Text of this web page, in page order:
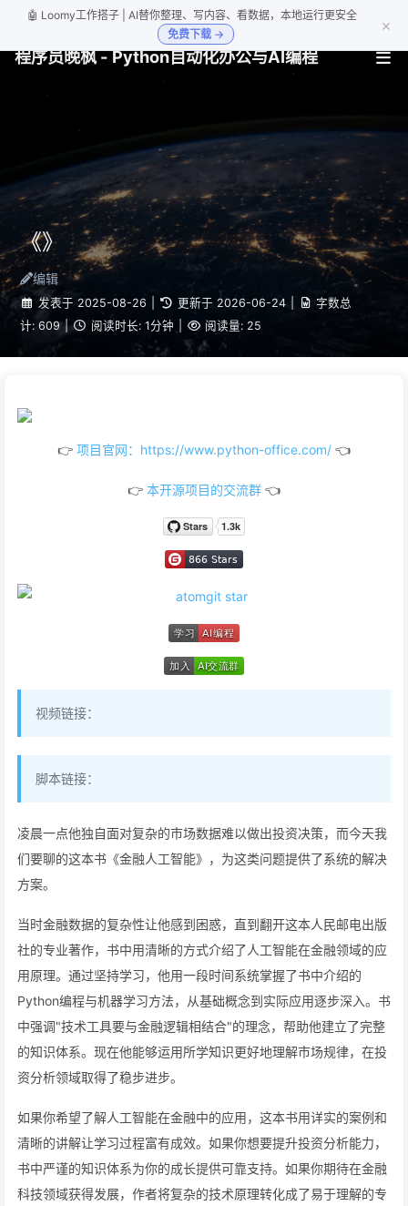
🤖 Loomy工作搭子 | AI替你整理、写内容、看数据，本地运行更安全
免费下载 →
×
程序员晚枫 - Python自动化办公与AI编程
《》
编辑
发表于 2025-08-26 更新于 2026-06-24
字数总
计: 609 | 阅读时长: 1分钟 阅读量: 25
👉 项目官网：https://www.python-office.com/ 👈
👉 本开源项目的交流群 👈
视频链接：
脚本链接：
凌晨一点他独自面对复杂的市场数据难以做出投资决策，而今天我
们要聊的这本书《金融人工智能》，为这类问题提供了系统的解决
方案。
当时金融数据的复杂性让他感到困惑，直到翻开这本人民邮电出版
社的专业著作，书中用清晰的方式介绍了人工智能在金融领域的应
用原理。通过坚持学习，他用一段时间系统掌握了书中介绍的
Python编程与机器学习方法，从基础概念到实际应用逐步深入。书
中强调"技术工具要与金融逻辑相结合"的理念，帮助他建立了完整
的知识体系。现在他能够运用所学知识更好地理解市场规律，在投
资分析领域取得了稳步进步。
如果你希望了解人工智能在金融中的应用，这本书用详实的案例和
清晰的讲解让学习过程富有成效。如果你想要提升投资分析能力，
书中严谨的知识体系为你的成长提供可靠支持。如果你期待在金融
科技领域获得发展，作者将复杂的技术原理转化成了易于理解的专